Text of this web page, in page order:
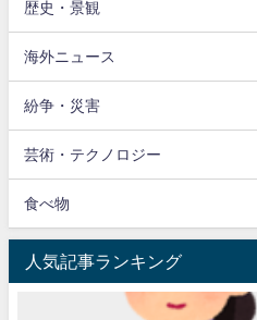
歴史・景観
海外ニュース
紛争・災害
芸術・テクノロジー
食べ物
人気記事ランキング